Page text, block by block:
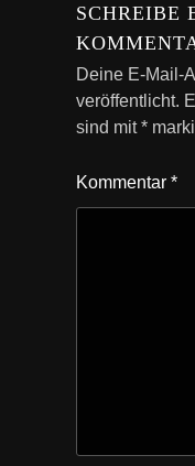
SCHREIBE
Deine E-Mail-
veröffentlicht.
sind mit*
Kommentar *